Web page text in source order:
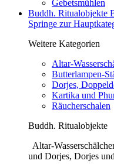
Gebetsmühlen
Buddh. Ritualobjekte
Springe zur
Weitere Kategorien
Altar-
Butterlampen-
Dorjes,
Kartika und
Räucherschalen
Buddh. Ritualobjekte
Altar-
und Dorjes, Dorjes